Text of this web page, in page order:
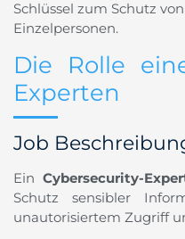
Schlüssel zum Schutz
Einzelpersonen.
Die Rolle
Experten
Job
EinCybersecurity-
Schutz sensibler
unautorisiertem Zugriff